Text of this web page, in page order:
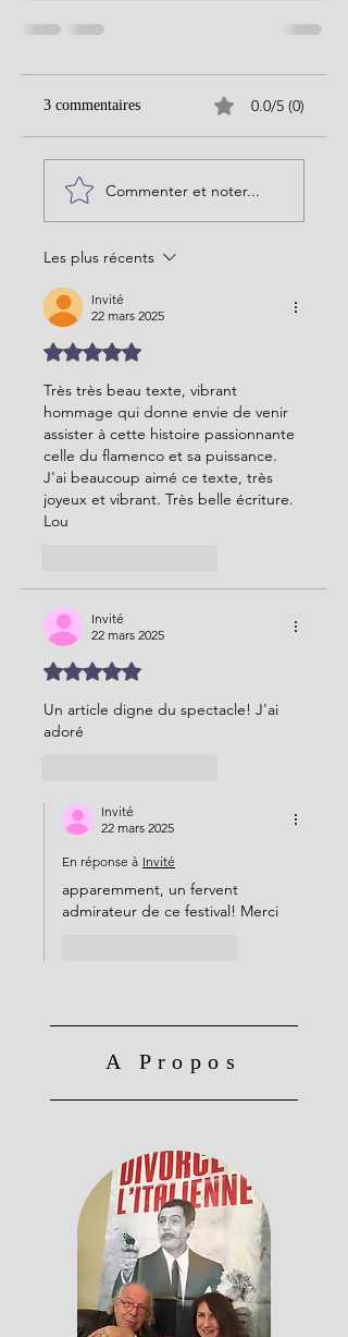
3 commentaires 0.0/5 (0)
Commenter et noter...
Les plus récents
Invité
22 mars 2025
Noté 5 étoiles sur 5.
Très très beau texte, vibrant
hommage qui donne envie de venir
assister à cette histoire passionnante
celle du flamenco et sa puissance.
J'ai beaucoup aimé ce texte, très
joyeux et vibrant. Très belle écriture.
Lou
Invité
22 mars 2025
Noté 5 étoiles sur 5.
Un article digne du spectacle! J'ai
adoré
Invité
22 mars 2025
En réponse à Invité
apparemment, un fervent
admirateur de ce festival! Merci
A Propos